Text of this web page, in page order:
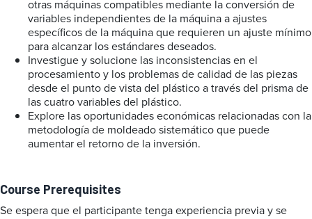
otras máquinas compatibles mediante la conversión de
variables independientes de la máquina a ajustes
específicos de la máquina que requieren un ajuste mínimo
para alcanzar los estándares deseados.
Investigue y solucione las inconsistencias en el
procesamiento y los problemas de calidad de las piezas
desde el punto de vista del plástico a través del prisma de
las cuatro variables del plástico.
Explore las oportunidades económicas relacionadas con la
metodología de moldeado sistemático que puede
aumentar el retorno de la inversión.
Course Prerequisites
Se espera que el participante tenga experiencia previa y se